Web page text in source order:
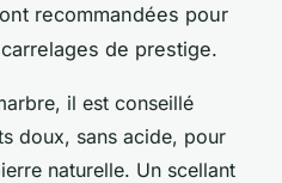
recommandées pour
de prestige.
il est conseillé
doux, sans acide, pour
naturelle. Un scellant